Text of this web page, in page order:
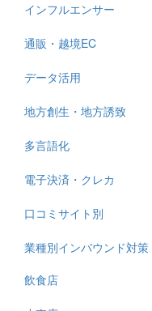
インフルエンサー
通販・越境EC
データ活用
地方創生・地方誘致
多言語化
電子決済・クレカ
口コミサイト別
業種別インバウンド対策
飲食店